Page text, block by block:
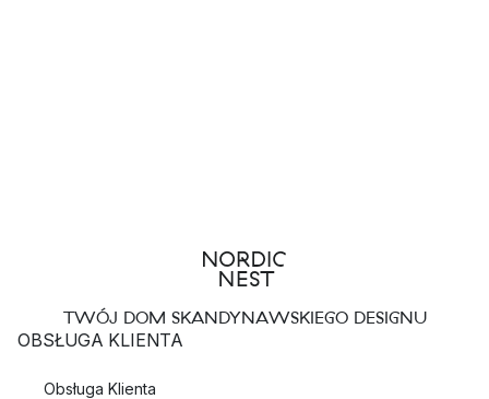
TWÓJ DOM SKANDYNAWSKIEGO DESIGNU
OBSŁUGA KLIENTA
Obsługa Klienta